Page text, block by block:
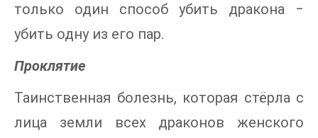
только один способ убить дракона ‒
убить одну из его пар.
Проклятие
Таинственная болезнь, которая стёрла с
лица земли всех драконов женского